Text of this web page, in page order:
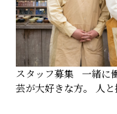
スタッフ募集 一緒に
芸が大好きな方。 人